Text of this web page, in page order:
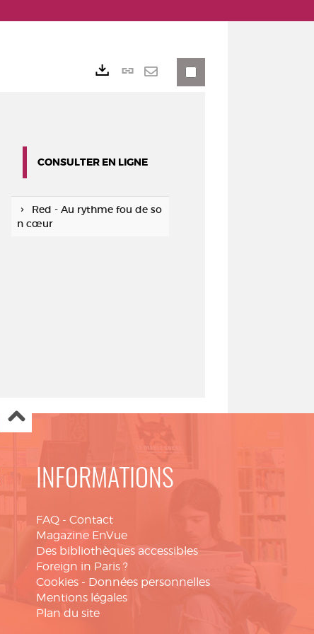
Lien
CONSULTER EN LIGNE
Red - Au rythme fou de so
n cœur
INFORMATIONS
FAQ - Contact
Magazine EnVue
Des bibliothèques accessibles
Foreign in Paris ?
Cookies - Données personnelles
Mentions légales
Plan du site